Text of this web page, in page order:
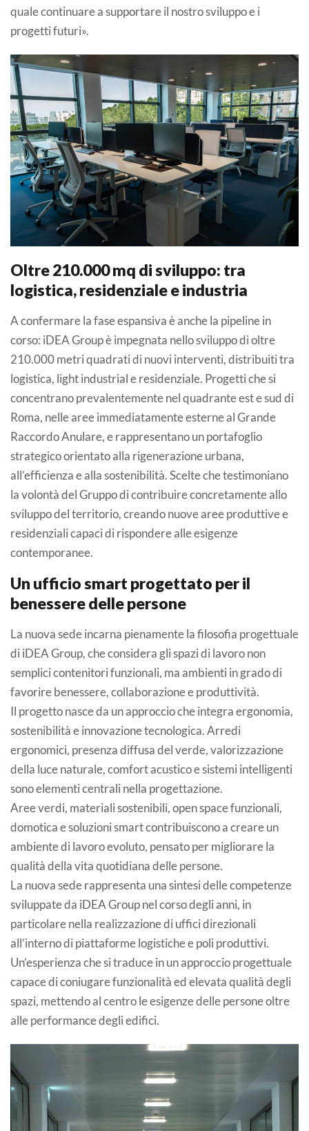
quale continuare a supportare il nostro sviluppo e i
progetti futuri».
Oltre 210.000 mq di sviluppo: tra
logistica, residenziale e industria
A confermare la fase espansiva è anche la pipeline in
corso: iDEA Group è impegnata nello sviluppo di oltre
210.000 metri quadrati di nuovi interventi, distribuiti tra
logistica, light industrial e residenziale. Progetti che si
concentrano prevalentemente nel quadrante est e sud di
Roma, nelle aree immediatamente esterne al Grande
Raccordo Anulare, e rappresentano un portafoglio
strategico orientato alla rigenerazione urbana,
all’efficienza e alla sostenibilità. Scelte che testimoniano
la volontà del Gruppo di contribuire concretamente allo
sviluppo del territorio, creando nuove aree produttive e
residenziali capaci di rispondere alle esigenze
contemporanee.
Un ufficio smart progettato per il
benessere delle persone
La nuova sede incarna pienamente la filosofia progettuale
di iDEA Group, che considera gli spazi di lavoro non
semplici contenitori funzionali, ma ambienti in grado di
favorire benessere, collaborazione e produttività.
Il progetto nasce da un approccio che integra ergonomia,
sostenibilità e innovazione tecnologica. Arredi
ergonomici, presenza diffusa del verde, valorizzazione
della luce naturale, comfort acustico e sistemi intelligenti
sono elementi centrali nella progettazione.
Aree verdi, materiali sostenibili, open space funzionali,
domotica e soluzioni smart contribuiscono a creare un
ambiente di lavoro evoluto, pensato per migliorare la
qualità della vita quotidiana delle persone.
La nuova sede rappresenta una sintesi delle competenze
sviluppate da iDEA Group nel corso degli anni, in
particolare nella realizzazione di uffici direzionali
all’interno di piattaforme logistiche e poli produttivi.
Un’esperienza che si traduce in un approccio progettuale
capace di coniugare funzionalità ed elevata qualità degli
spazi, mettendo al centro le esigenze delle persone oltre
alle performance degli edifici.